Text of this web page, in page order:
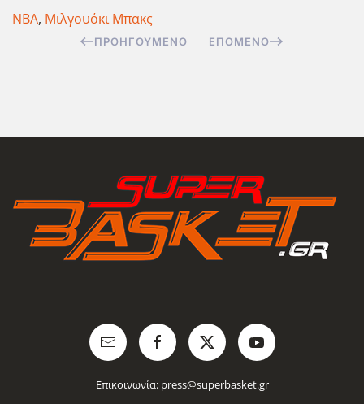
ΝΒΑ, Μιλγουόκι Μπακς
ΠΡΟΗΓΟΎΜΕΝΟ ΕΠΌΜΕΝΟ
Επικοινωνία: press@superbasket.gr